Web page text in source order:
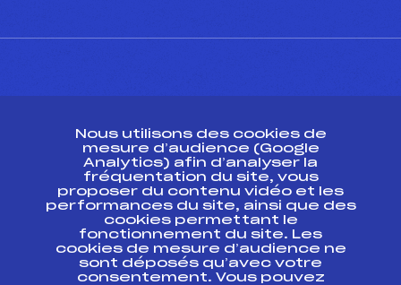
ESPACE PRESSE
Ressources
Pass’Neige
Projet sportif fédéral
Projet de performance fédéral
Antidopage
Nous utilisons des cookies de
mesure d’audience (Google
Analytics) afin d’analyser la
fréquentation du site, vous
proposer du contenu vidéo et les
performances du site, ainsi que des
cookies permettant le
fonctionnement du site. Les
cookies de mesure d’audience ne
sont déposés qu’avec votre
consentement. Vous pouvez